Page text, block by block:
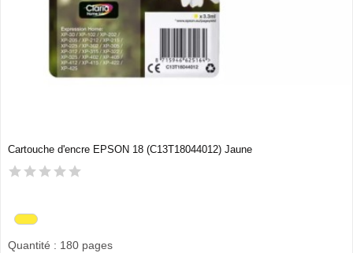
Cartouche d'encre EPSON 18 (C13T18044012) Jaune
Quantité : 180 pages